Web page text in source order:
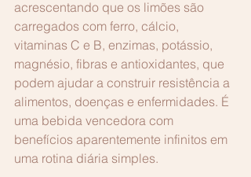
acrescentando que os limões são
carregados com ferro, cálcio,
vitaminas C e B, enzimas, potássio,
magnésio, fibras e antioxidantes, que
podem ajudar a construir resistência a
alimentos, doenças e enfermidades. É
uma bebida vencedora com
benefícios aparentemente infinitos em
uma rotina diária simples.